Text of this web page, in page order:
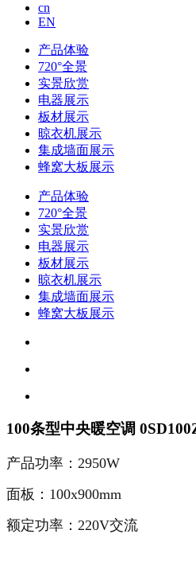
cn
EN
产品体验
720°全景
实景欣赏
电器展示
板材展示
晾衣机展示
集成墙面展示
蜂窝大板展示
产品体验
720°全景
实景欣赏
电器展示
板材展示
晾衣机展示
集成墙面展示
蜂窝大板展示
100条型中央暖空调
产品功率：2950W
面板：100x900mm
额定功率：220V交流